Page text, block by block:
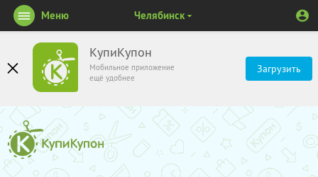
КупиКупон
Мобильное приложение
ещё удобнее
Загрузить
Меню Челябинск